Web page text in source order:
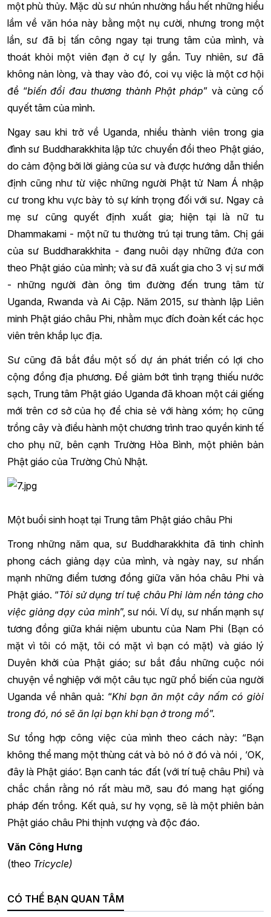
một phù thủy. Mặc dù sư nhún nhường hầu hết những hiểu
lầm về văn hóa này bằng một nụ cười, nhưng trong một
lần, sư đã bị tấn công ngay tại trung tâm của mình, và
thoát khỏi một viên đạn ở cự ly gần. Tuy nhiên, sư đã
không nản lòng, và thay vào đó, coi vụ việc là một cơ hội
để “biến đổi đau thương thành Phật pháp” và củng cố
quyết tâm của mình.
Ngay sau khi trở về Uganda, nhiều thành viên trong gia
đình sư Buddharakkhita lập tức chuyển đổi theo Phật giáo,
do cảm động bởi lời giảng của sư và được hướng dẫn thiền
định cũng như từ việc những người Phật tử Nam Á nhập
cư trong khu vực bày tỏ sự kính trọng đối với sư. Ngay cả
mẹ sư cũng quyết định xuất gia; hiện tại là nữ tu
Dhammakami - một nữ tu thường trú tại trung tâm. Chị gái
của sư Buddharakkhita - đang nuôi dạy những đứa con
theo Phật giáo của mình; và sư đã xuất gia cho 3 vị sư mới
- những người đàn ông tìm đường đến trung tâm từ
Uganda, Rwanda và Ai Cập. Năm 2015, sư thành lập Liên
minh Phật giáo châu Phi, nhằm mục đích đoàn kết các học
viên trên khắp lục địa.
Sư cũng đã bắt đầu một số dự án phát triển có lợi cho
cộng đồng địa phương. Để giảm bớt tình trạng thiếu nước
sạch, Trung tâm Phật giáo Uganda đã khoan một cái giếng
mới trên cơ sở của họ để chia sẻ với hàng xóm; họ cũng
trồng cây và điều hành một chương trình trao quyền kinh tế
cho phụ nữ, bên cạnh Trường Hòa Bình, một phiên bản
Phật giáo của Trường Chủ Nhật.
Một buổi sinh hoạt tại Trung tâm Phật giáo châu Phi
Trong những năm qua, sư Buddharakkhita đã tinh chỉnh
phong cách giảng dạy của mình, và ngày nay, sư nhấn
mạnh những điểm tương đồng giữa văn hóa châu Phi và
Phật giáo. “Tôi sử dụng trí tuệ châu Phi làm nền tảng cho
việc giảng dạy của mình”, sư nói. Ví dụ, sư nhấn mạnh sự
tương đồng giữa khái niệm ubuntu của Nam Phi (Bạn có
mặt vì tôi có mặt, tôi có mặt vì bạn có mặt) và giáo lý
Duyên khởi của Phật giáo; sư bắt đầu những cuộc nói
chuyện về nghiệp với một câu tục ngữ phổ biến của người
Uganda về nhân quả: “Khi bạn ăn một cây nấm có giòi
trong đó, nó sẽ ăn lại bạn khi bạn ở trong mồ”.
Sư tổng hợp công việc của mình theo cách này: “Bạn
không thể mang một thùng cát và bỏ nó ở đó và nói , ‘OK,
đây là Phật giáo’. Bạn canh tác đất (với trí tuệ châu Phi) và
chắc chắn rằng nó rất màu mỡ, sau đó mang hạt giống
pháp đến trồng. Kết quả, sư hy vọng, sẽ là một phiên bản
Phật giáo châu Phi thịnh vượng và độc đáo.
Văn Công Hưng
(theo Tricycle)
CÓ THỂ BẠN QUAN TÂM